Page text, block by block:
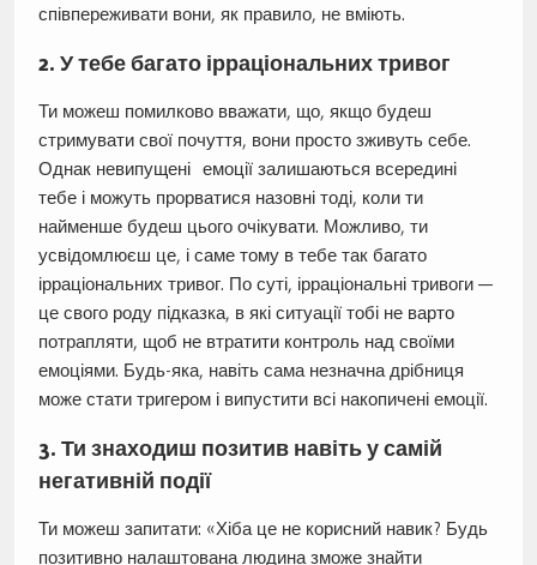
співпереживати вони, як правило, не вміють.
2. У тебе багато ірраціональних тривог
Ти можеш помилково вважати, що, якщо будеш
стримувати свої почуття, вони просто зживуть себе.
Однак невипущені емоції залишаються всередині
тебе і можуть прорватися назовні тоді, коли ти
найменше будеш цього очікувати. Можливо, ти
усвідомлюєш це, і саме тому в тебе так багато
ірраціональних тривог. По суті, ірраціональні тривоги —
це свого роду підказка, в які ситуації тобі не варто
потрапляти, щоб не втратити контроль над своїми
емоціями. Будь-яка, навіть сама незначна дрібниця
може стати тригером і випустити всі накопичені емоції.
3. Ти знаходиш позитив навіть у самій
негативній події
Ти можеш запитати: «Хіба це не корисний навик? Будь
позитивно налаштована людина зможе знайти